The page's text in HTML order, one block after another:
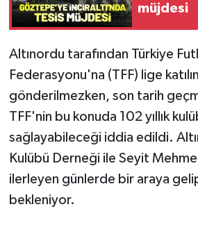
müjdesi
Altınordu tarafından Türkiye
Federasyonu'na (TFF) lige
gönderilmezken, son tarih
TFF'nin bu konuda 102 yıllık
sağlayabileceği iddia edildi.
Kulübü Derneği ile Seyit
ilerleyen günlerde bir araya
bekleniyor.